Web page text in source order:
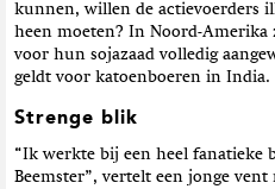
kunnen, willen de actievoerders
heen moeten? In Noord-Amerika
voor hun sojazaad volledig
geldt voor katoenboeren in India.
Strenge blik
“Ik werkte bij een heel fanatieke
Beemster”, vertelt een jonge vent